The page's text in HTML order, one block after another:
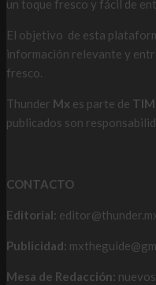
un toque fresco y fácil de
El objetivo de esta
información relevante y
fresco.
Thunder Mx es parte de
publicados son
CONTACTO
Editorial:
Publicidad:
Mesa de Redacción: